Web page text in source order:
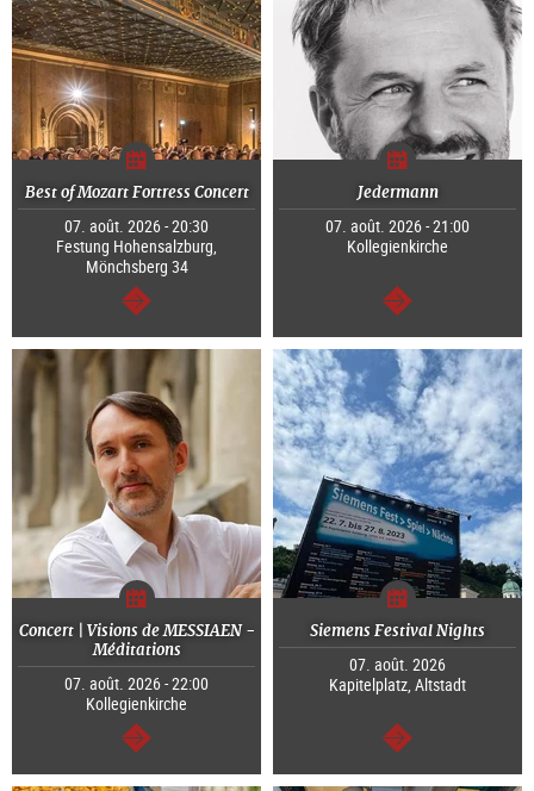
Best of Mozart Fortress Concert
07. août. 2026 - 20:30
Festung Hohensalzburg,
Mönchsberg 34
Continuer
Jedermann
07. août. 2026 - 21:00
Kollegienkirche
Continuer
Concert | Visions de MESSIAEN -
Méditations
07. août. 2026 - 22:00
Kollegienkirche
Continuer
Siemens Festival Nights
07. août. 2026
Kapitelplatz, Altstadt
Continuer